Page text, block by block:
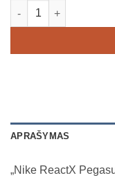
produkto kiekis: Nike
APRAŠYMAS
„Nike ReactX